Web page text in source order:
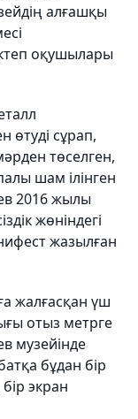
алғашқы
оқушылары
өтуді сұрап,
төселген,
шам ілінген
2016 жылы
жөніндегі
жазылған
жалғасқан үш
отыз метрге
музейінде
бұдан бір
экран